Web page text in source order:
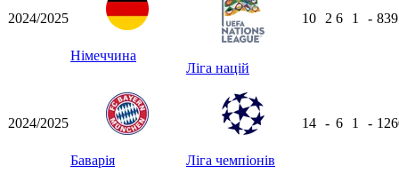
2024/2025
Німеччина
Ліга націй
10 2 6 1 -
2024/2025
Баварія Ліга чемпіонів
14 - 6 1 -